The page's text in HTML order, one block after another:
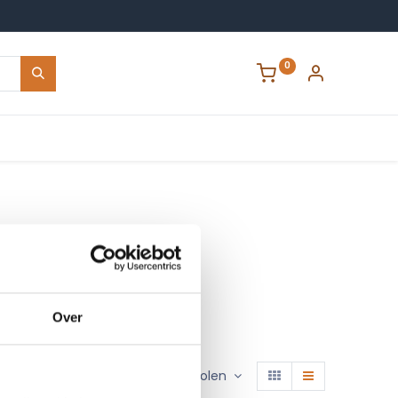
Over
0
Aanbevolen